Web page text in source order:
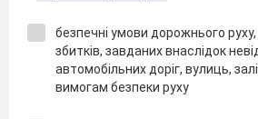
безпечні умови дорожнього
збитків, завданих внаслідок
автомобільних доріг, вулиць,
вимогам безпеки руху